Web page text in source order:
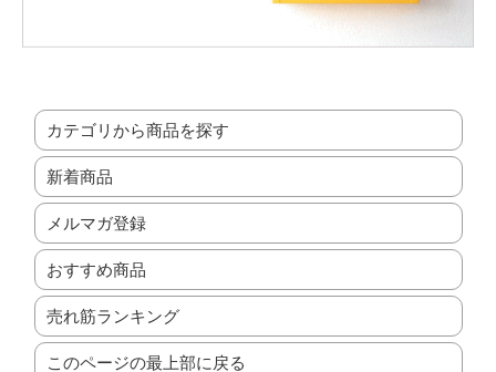
カテゴリから商品を探す
新着商品
メルマガ登録
おすすめ商品
売れ筋ランキング
このページの最上部に戻る